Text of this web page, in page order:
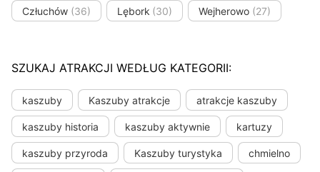
Człuchów (36) Lębork (30) Wejherowo (27)
SZUKAJ ATRAKCJI WEDŁUG KATEGORII:
kaszuby Kaszuby atrakcje atrakcje kaszuby
kaszuby historia kaszuby aktywnie kartuzy
kaszuby przyroda Kaszuby turystyka chmielno